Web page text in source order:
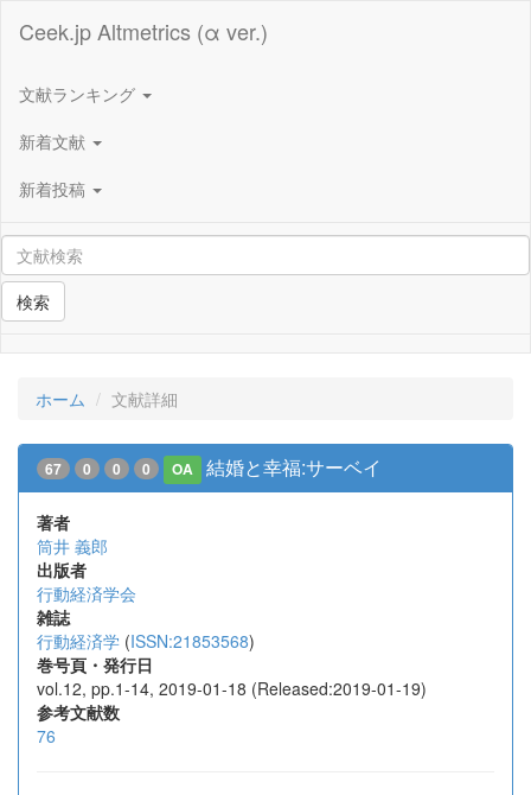
Ceek.jp Altmetrics (α ver.)
文献ランキング
新着文献
新着投稿
検索
ホーム 文献詳細
67 0 0 0 OA 結婚と幸福:サーベイ
著者
筒井 義郎
出版者
行動経済学会
雑誌
行動経済学 (ISSN:21853568)
巻号頁・発行日
vol.12, pp.1-14, 2019-01-18 (Released:2019-01-19)
参考文献数
76